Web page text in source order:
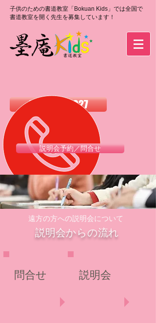
子供のための書道教室「Bokuan Kids」では全国で
書道教室を開く先生を募集しています！
0120-988-027
説明会予約／問合せ
​遠方の方への説明会について
説明会からの流れ
問合せ 説明会